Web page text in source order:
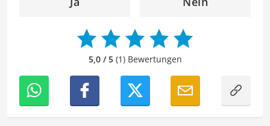
dass die Texte sowohl qualitativ hochwertig als auch
ansprechend sind.
5,0 / 5(1) Bewertungen